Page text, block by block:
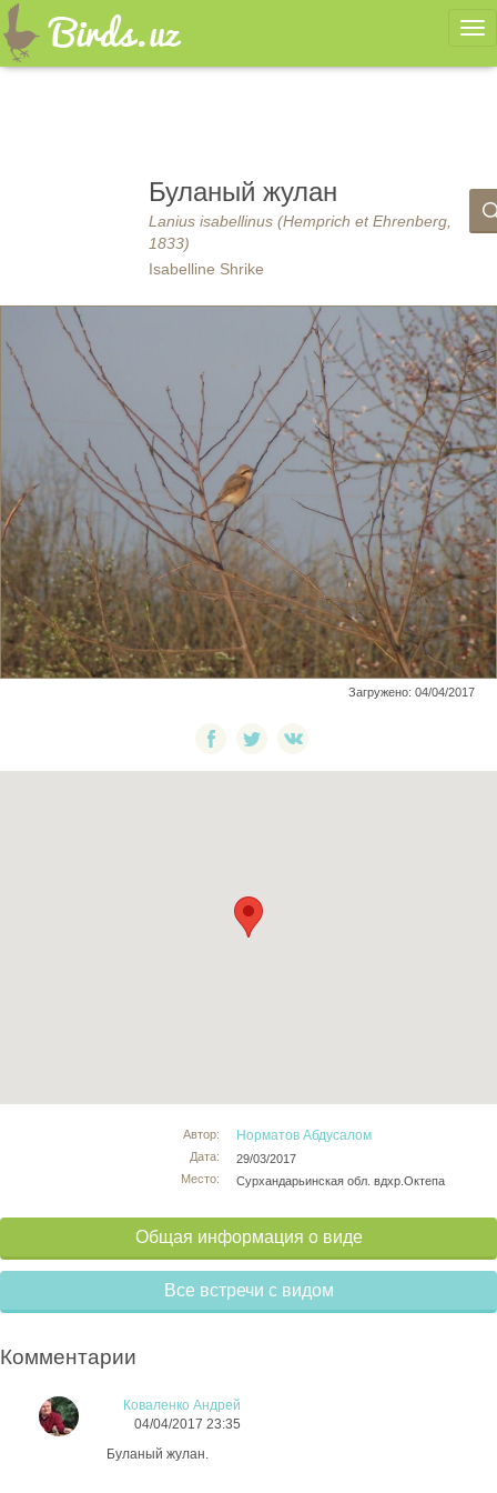
Буланый жулан
Lanius isabellinus (Hemprich et Ehrenberg,
1833)
Isabelline Shrike
Загружено: 04/04/2017
Автор:
Дата:
Место:
Норматов Абдусалом
29/03/2017
Сурхандарьинская обл. вдхр.Октепа
Общая информация о виде
Все встречи с видом
Комментарии
Коваленко Андрей
04/04/2017 23:35
Буланый жулан.